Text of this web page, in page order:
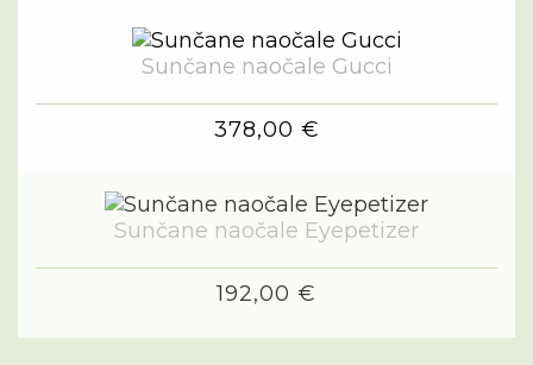
Sunčane naočale Gucci
378,00 €
Sunčane naočale Eyepetizer
192,00 €